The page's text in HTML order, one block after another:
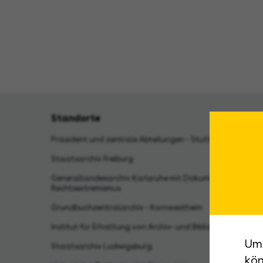
Standorte
Präsident und zentrale Abteilungen - Stuttgart
Staatsarchiv Freiburg
Generallandesarchiv Karlsruhe mit Dokumentationsstelle
Rechtsextremismus
Grundbuchzentralarchiv - Kornwestheim
Institut für Erhaltung von Archiv- und Bibliotheksgut -
Staatsarchiv Ludwigsburg